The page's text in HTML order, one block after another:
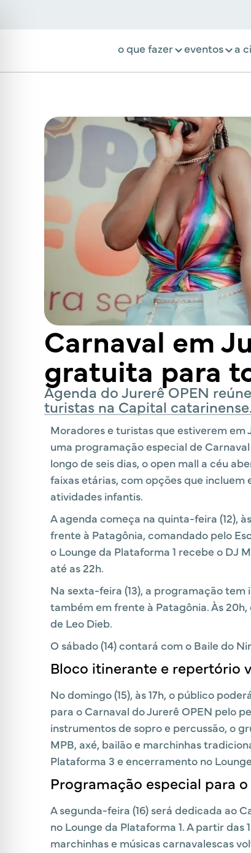
o que fazer eventos a
Carnaval em
gratuita para
Agenda do Jurerê OPEN
turistas na Capital catarinense.
Moradores e turistas que estiverem
uma programação especial de Carnaval
longo de seis dias, o open mall a céu
faixas etárias, com opções que incluem
atividades infantis.
A agenda começa na quinta-feira (12),
frente à Patagônia, comandado pelo
o Lounge da Plataforma 1 recebe o DJ
até as 22h.
Na sexta-feira (13), a programação tem
também em frente à Patagônia. Às
de Leo Dieb.
O sábado (14) contará com o Baile do
Bloco itinerante e repertório
No domingo (15), às 17h, o público
para o Carnaval do Jurerê OPEN pelo
instrumentos de sopro e percussão, o
MPB, axé, bailão e marchinhas
Plataforma 3 e encerramento no
Programação especial para
A segunda-feira (16) será dedicada ao
no Lounge da Plataforma 1. A partir
marchinhas e músicas carnavalescas